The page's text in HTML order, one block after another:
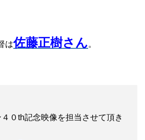
は佐藤正樹さん。
０th記念映像を担当させて頂き